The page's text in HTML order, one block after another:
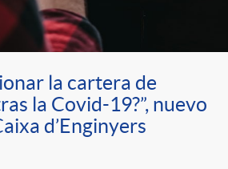
la cartera de
la Covid-19?”, nuevo
d’Enginyers